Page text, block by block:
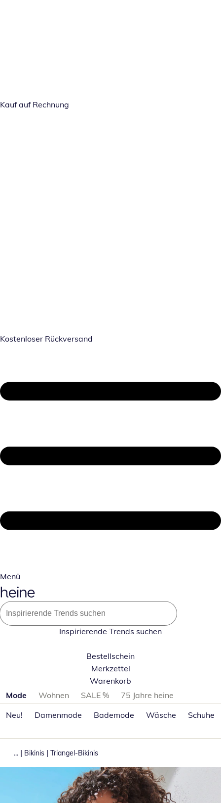
Kauf auf Rechnung
Kostenloser Rückversand
Menü
Inspirierende Trends suchen
Bestellschein
Merkzettel
Warenkorb
Produktkategorien überspringen
Mode Wohnen SALE %
75 Jahre heine
Neu!
Damenmode Bademode Wäsche Schuhe
... | Bikinis | Triangel-Bikinis